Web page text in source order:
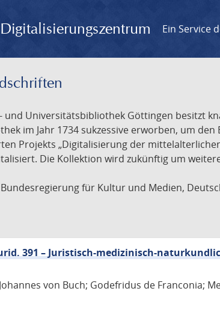
Ein Service
und Universitätsbibliothek Göttingen besitzt
im Jahr 1734 sukzessive erworben, um
Projekts „Digitalisierung der
Die Kollektion wird zukünftig um
für Kultur und Medien,
391 – Juristisch-medizinisch-
von Buch; Godefridus de Franconia;